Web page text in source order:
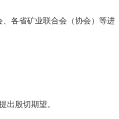
各省矿业联合会（协会）等进
殷切期望。